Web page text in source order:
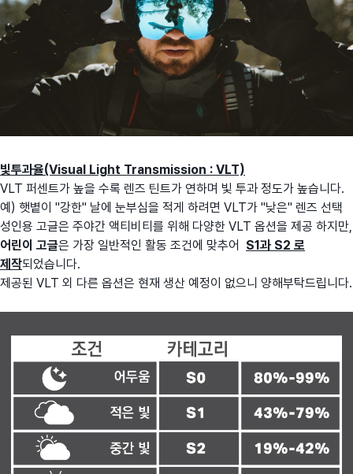
빛투과율(Visual Light Transmission : VLT)
VLT 퍼센트가 높을 수록 렌즈 틴트가 연하며 빛 투과 정도가 높습니다.
예) 햇볕이 "강한" 날에 눈부심을 적게 하려면 VLT가 "낮은" 렌즈 선택
성인용 고글은 주야간 액티비티를 위해 다양한 VLT 옵션을 제공 하지만,
어린이 고글은 가장 일반적인 활동 조건에 맞추어 S1과 S2 로
제작되었습니다.
제공된 VLT 외 다른 옵션은 현재 생산 예정이 없으니 양해부탁드립니다.